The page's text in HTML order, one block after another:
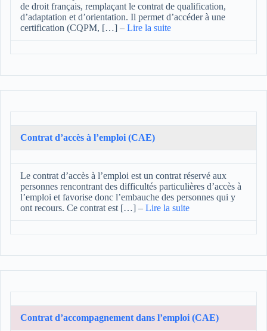
de droit français, remplaçant le contrat de qualification,
d’adaptation et d’orientation. Il permet d’accéder à une
certification (CQPM, […] – Lire la suite
Contrat d’accès à l’emploi (CAE)
Le contrat d’accès à l’emploi est un contrat réservé aux
personnes rencontrant des difficultés particulières d’accès à
l’emploi et favorise donc l’embauche des personnes qui y
ont recours. Ce contrat est […] – Lire la suite
Contrat d’accompagnement dans l’emploi (CAE)